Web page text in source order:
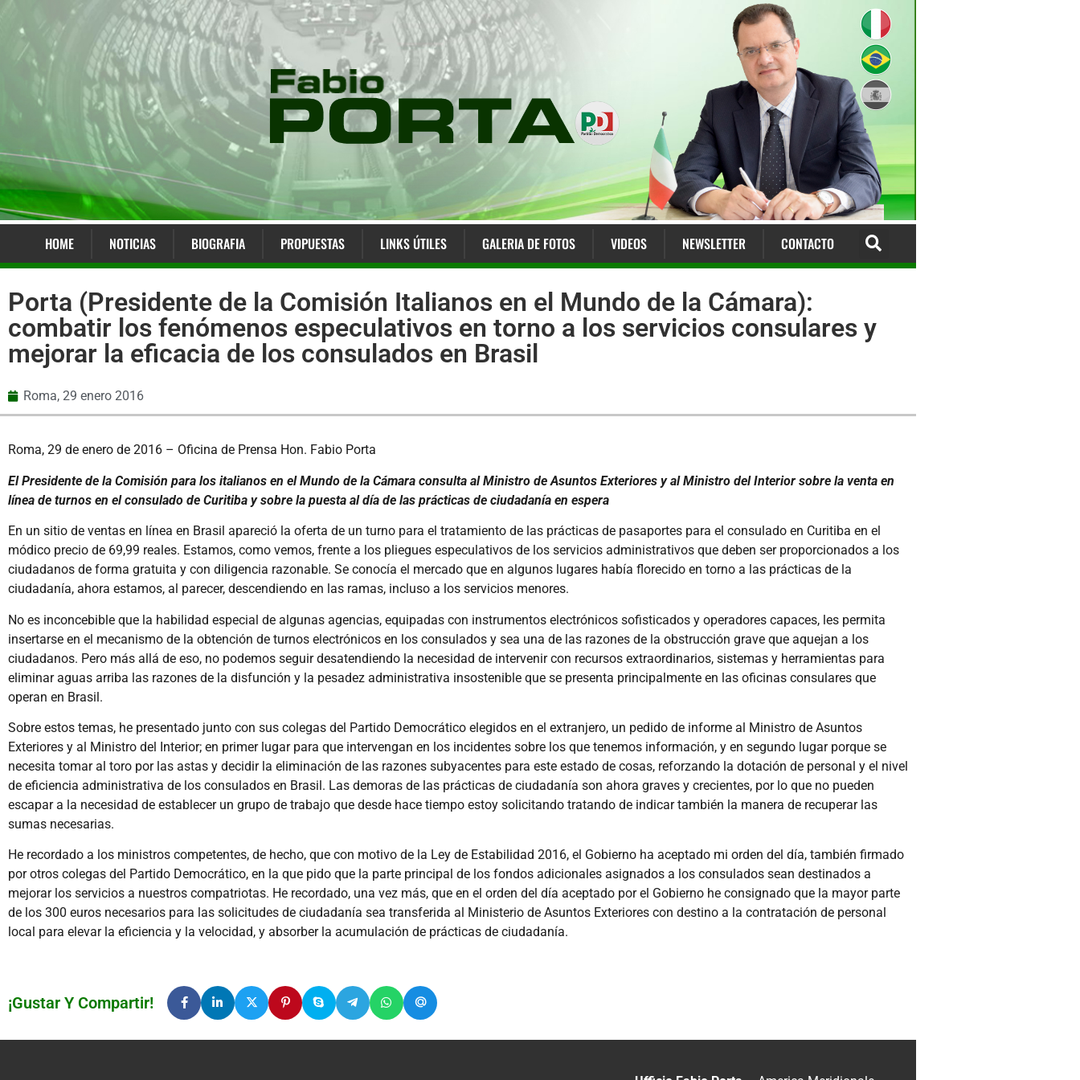
HOME NOTICIAS BIOGRAFIA PROPUESTAS LINKS ÚTILES GALERIA DE FOTOS VIDEOS NEWSLETTER CONTACTO
Porta (Presidente de la Comisión Italianos en el Mundo de la Cámara):
combatir los fenómenos especulativos en torno a los servicios consulares y
mejorar la eficacia de los consulados en Brasil
Roma, 29 enero 2016
Roma, 29 de enero de 2016 – Oficina de Prensa Hon. Fabio Porta
El Presidente de la Comisión para los italianos en el Mundo de la Cámara consulta al Ministro de Asuntos Exteriores y al Ministro del Interior sobre la venta en
línea de turnos en el consulado de Curitiba y sobre la puesta al día de las prácticas de ciudadanía en espera
En un sitio de ventas en línea en Brasil apareció la oferta de un turno para el tratamiento de las prácticas de pasaportes para el consulado en Curitiba en el
módico precio de 69,99 reales. Estamos, como vemos, frente a los pliegues especulativos de los servicios administrativos que deben ser proporcionados a los
ciudadanos de forma gratuita y con diligencia razonable. Se conocía el mercado que en algunos lugares había florecido en torno a las prácticas de la
ciudadanía, ahora estamos, al parecer, descendiendo en las ramas, incluso a los servicios menores.
No es inconcebible que la habilidad especial de algunas agencias, equipadas con instrumentos electrónicos sofisticados y operadores capaces, les permita
insertarse en el mecanismo de la obtención de turnos electrónicos en los consulados y sea una de las razones de la obstrucción grave que aquejan a los
ciudadanos. Pero más allá de eso, no podemos seguir desatendiendo la necesidad de intervenir con recursos extraordinarios, sistemas y herramientas para
eliminar aguas arriba las razones de la disfunción y la pesadez administrativa insostenible que se presenta principalmente en las oficinas consulares que
operan en Brasil.
Sobre estos temas, he presentado junto con sus colegas del Partido Democrático elegidos en el extranjero, un pedido de informe al Ministro de Asuntos
Exteriores y al Ministro del Interior; en primer lugar para que intervengan en los incidentes sobre los que tenemos información, y en segundo lugar porque se
necesita tomar al toro por las astas y decidir la eliminación de las razones subyacentes para este estado de cosas, reforzando la dotación de personal y el nivel
de eficiencia administrativa de los consulados en Brasil. Las demoras de las prácticas de ciudadanía son ahora graves y crecientes, por lo que no pueden
escapar a la necesidad de establecer un grupo de trabajo que desde hace tiempo estoy solicitando tratando de indicar también la manera de recuperar las
sumas necesarias.
He recordado a los ministros competentes, de hecho, que con motivo de la Ley de Estabilidad 2016, el Gobierno ha aceptado mi orden del día, también firmado
por otros colegas del Partido Democrático, en la que pido que la parte principal de los fondos adicionales asignados a los consulados sean destinados a
mejorar los servicios a nuestros compatriotas. He recordado, una vez más, que en el orden del día aceptado por el Gobierno he consignado que la mayor parte
de los 300 euros necesarios para las solicitudes de ciudadanía sea transferida al Ministerio de Asuntos Exteriores con destino a la contratación de personal
local para elevar la eficiencia y la velocidad, y absorber la acumulación de prácticas de ciudadanía.
¡Gustar Y Compartir!